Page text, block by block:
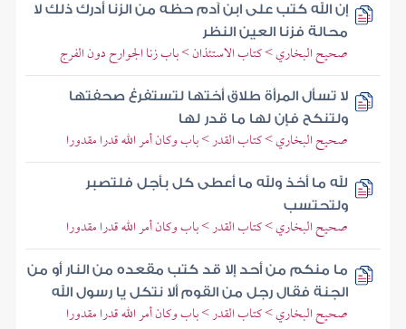
إن الله كتب على ابن آدم حظه من الزنا أدرك ذلك لا
محالة فزنا العين النظر
صحيح البخاري > كتاب الاستئذان > باب زنا الجوارح دون الفرج
لا تسأل المرأة طلاق أختها لتستفرغ صحفتها
ولتنكح فإن لها ما قدر لها
صحيح البخاري > كتاب القدر > باب وكان أمر الله قدرا مقدورا
لله ما أخذ ولله ما أعطى كل بأجل فلتصبر
ولتحتسب
صحيح البخاري > كتاب القدر > باب وكان أمر الله قدرا مقدورا
ما منكم من أحد إلا قد كتب مقعده من النار أو من
الجنة فقال رجل من القوم ألا نتكل يا رسول الله
صحيح البخاري > كتاب القدر > باب وكان أمر الله قدرا مقدورا